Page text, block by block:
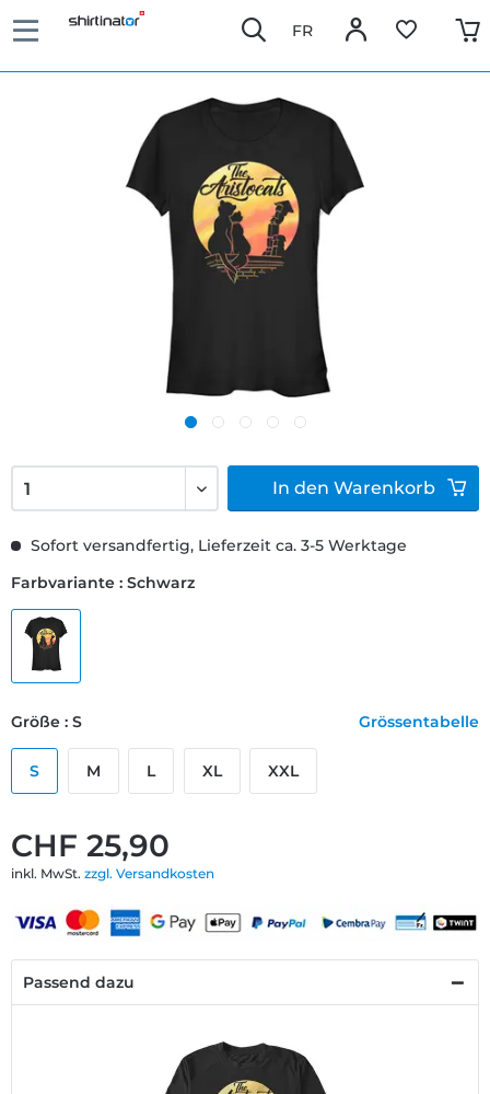
FR
CHF 25,90
inkl. MwSt. zzgl. Versandkosten
Sofort versandfertig, Lieferzeit ca. 3-5 Werktage
Farbvariante : Schwarz
Größe : S Grössentabelle
S M L XL XXL
In den Warenkorb
Passend dazu